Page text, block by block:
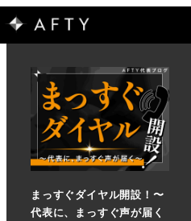
まっすぐダイヤル開設！〜
代表に、まっすぐ声が届く